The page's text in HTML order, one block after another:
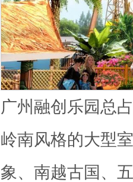
广州融创乐园总
岭南风格的大型
象、南越古国、